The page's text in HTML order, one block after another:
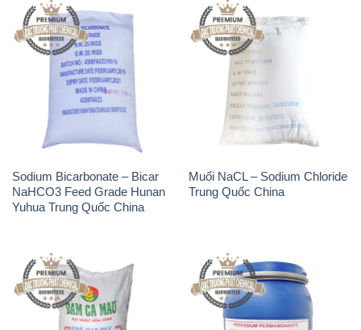
Sodium Bicarbonate – Bicar
NaHCO3 Feed Grade Hunan
Yuhua Trung Quốc China
Muối NaCL – Sodium Chloride
Trung Quốc China